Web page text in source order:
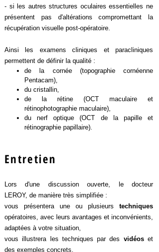
- si les autres structures oculaires essentielles ne
présentent pas d'altérations compromettant la
récupération visuelle post-opératoire.
Ainsi les examens cliniques et paracliniques
permettent de définir la qualité :
de la cornée (topographie cornéenne
Pentacam),
du cristallin,
de la rétine (OCT maculaire et
rétinophotographie maculaire),
du nerf optique (OCT de la papille et
rétinographie papillaire).
Entretien
Lors d'une discussion ouverte, le docteur
LEROY, de manière très simplifiée :
vous présentera
une ou plusieurs techniques
opératoires, avec leurs avantages et inconvénients,
adaptées à votre situation,
vous illustrera les techniques par des vidéoset
des exemples concrets,